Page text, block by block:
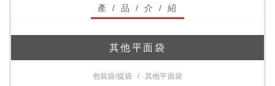
產 / 品 / 介 / 紹
其他平面袋
包裝袋/提袋 其他平面袋